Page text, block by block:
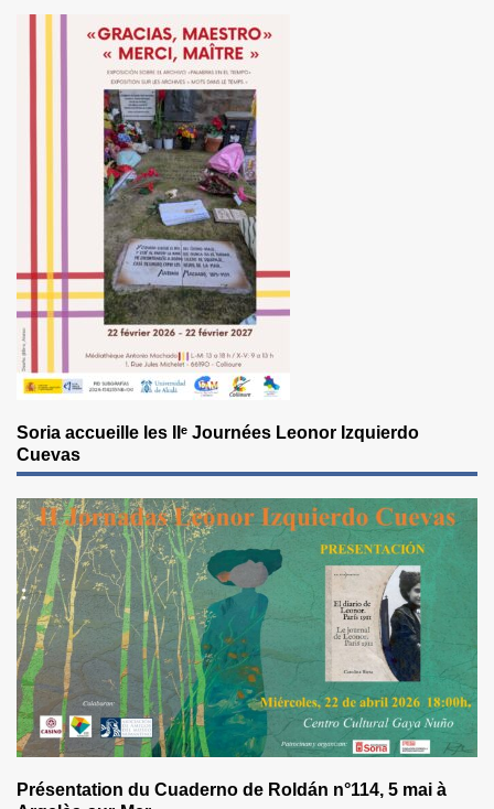
Soria accueille les IIᵉ Journées Leonor Izquierdo
Cuevas
Présentation du Cuaderno de Roldán n°114, 5 mai à